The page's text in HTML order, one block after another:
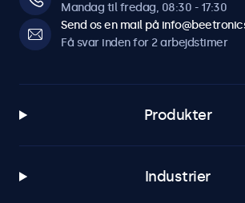
Mandag til fredag, 08:30 - 17:30
Send os en mail på
Få svar inden for 2 arbejdstimer
Produkter
Industrier